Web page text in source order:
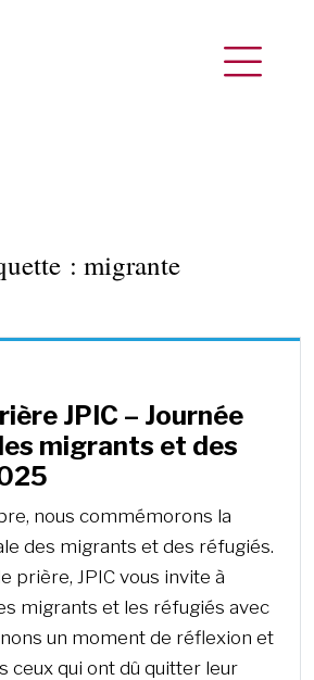
: migrante
JPIC – Journée
migrants et des
nous commémorons la
des migrants et des réfugiés.
prière, JPIC vous invite à
migrants et les réfugiés avec
un moment de réflexion et
ceux qui ont dû quitter leur